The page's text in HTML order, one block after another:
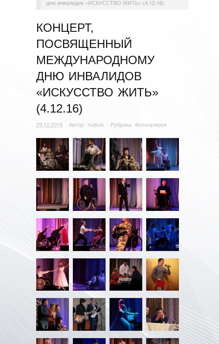
дню инвалидов «ИСКУССТВО ЖИТЬ» (4.12.16)
КОНЦЕРТ,
ПОСВЯЩЕННЫЙ
МЕЖДУНАРОДНОМУ
ДНЮ ИНВАЛИДОВ
«ИСКУССТВО ЖИТЬ»
(4.12.16)
29.12.2016 · Автор: hudruk · Рубрика: Фотогалерея